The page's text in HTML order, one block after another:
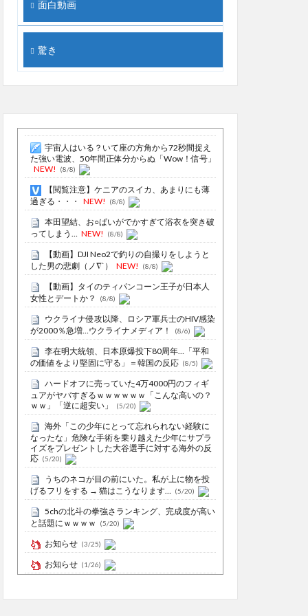
面白動画
驚き
宇宙人はいる？いて座の方角から72秒間捉え
た強い電波、50年間正体分からぬ「Wow！信号」
NEW!
(8/8)
【閲覧注意】ケニアのスイカ、あまりにも薄
過ぎる・・・
NEW! (8/8)
本田望結、お○ぱいがでかすぎて浴衣を突き破
ってしまう… NEW! (8/8)
【動画】DJI Neo2で釣りの自撮りをしようと
した男の悲劇（ノ∇`）
NEW! (8/8)
【動画】タイのティパンコーン王子が日本人
女性とデートか？
(8/8)
ウクライナ侵攻以降、ロシア軍兵士のHIV感染
が2000％急増…ウクライナメディア！
(8/6)
李在明大統領、日本原爆投下80周年…「平和
の価値をより堅固に守る」＝韓国の反応 (8/5)
ハードオフに売っていた4万4000円のフィギ
ュアがヤバすぎるｗｗｗｗｗｗ「こんな高いの？
ｗｗ」「逆に超安い」
(5/20)
海外「この少年にとって忘れられない経験に
なったな」危険な手術を乗り越えた少年にサプラ
イズをプレゼントした大谷選手に対する海外の反
応 (5/20)
うちのネコが目の前にいた。私が上に物を投
げるフリをする → 猫はこうなります…
(5/20)
5chの北斗の拳強さランキング、完成度が高い
と話題にｗｗｗｗ
(5/20)
お知らせ (3/25)
お知らせ (1/26)